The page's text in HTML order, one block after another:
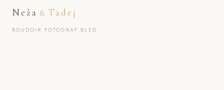
Neža & Tadej
BOUDOIR FOTOGRAF BLED